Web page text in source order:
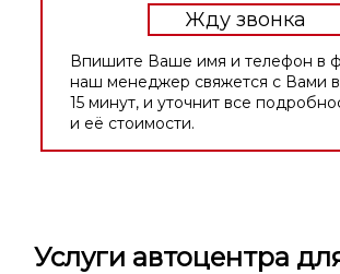
Жду звонка
Впишите Ваше имя и телефон в
наш менеджер свяжется с Вами
15 минут, и уточнит все подробности услуги
и её стоимости.
Услуги автоцентра